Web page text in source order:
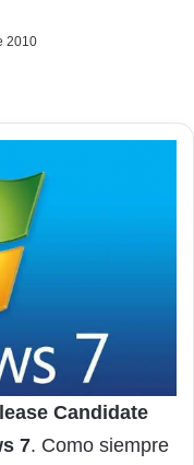
2010
Candidate
7. Como siempre